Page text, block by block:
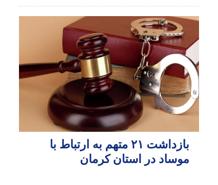
بازداشت ۲۱ متهم به ارتباط با
موساد در استان کرمان